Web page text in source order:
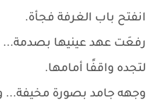
انفتح باب الغرفة فجأة.
رفعَت عهد عينيها بصدمة...
لتجده واقفًا أمامها.
وجهه جامد بصورة مخيفة...